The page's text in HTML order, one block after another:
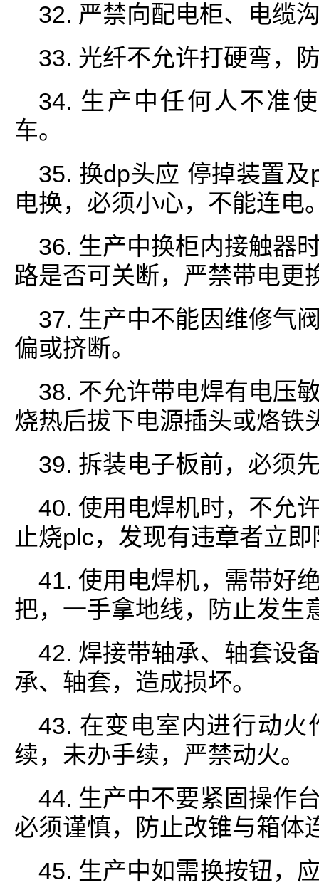
32. 严禁向配电柜、电缆
33. 光纤不允许打硬弯，
34. 生产中任何人不准
车。
35. 换dp头应 停掉装置
电换，必须小心，不能连电
36. 生产中换柜内接触器
路是否可关断，严禁带电更
37. 生产中不能因维修气
偏或挤断。
38. 不允许带电焊有电压
烧热后拔下电源插头或烙铁
39. 拆装电子板前，必须
40. 使用电焊机时，不允
止烧plc，发现有违章者立
41. 使用电焊机，需带好
把，一手拿地线，防止发生
42. 焊接带轴承、轴套设
承、轴套，造成损坏。
43. 在变电室内进行动
续，未办手续，严禁动火。
44. 生产中不要紧固操作
必须谨慎，防止改锥与箱体
45. 生产中如需换按钮，